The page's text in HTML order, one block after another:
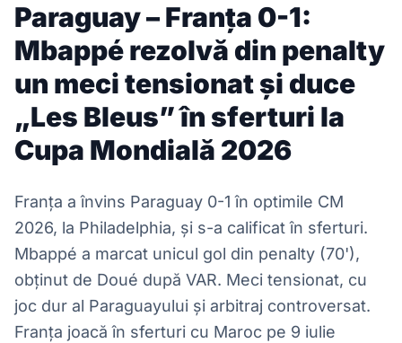
Paraguay – Franța 0-1:
Mbappé rezolvă din penalty
un meci tensionat și duce
„Les Bleus” în sferturi la
Cupa Mondială 2026
Franța a învins Paraguay 0-1 în optimile CM
2026, la Philadelphia, și s-a calificat în sferturi.
Mbappé a marcat unicul gol din penalty (70'),
obținut de Doué după VAR. Meci tensionat, cu
joc dur al Paraguayului și arbitraj controversat.
Franța joacă în sferturi cu Maroc pe 9 iulie